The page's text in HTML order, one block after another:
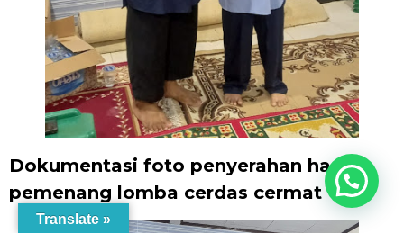
Dokumentasi foto penyerahan hadiah
pemenang lomba cerdas cermat
Translate »